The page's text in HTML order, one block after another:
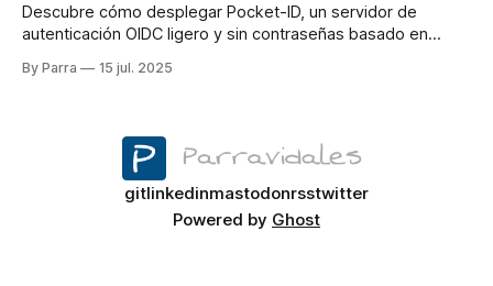
Descubre cómo desplegar Pocket-ID, un servidor de
autenticación OIDC ligero y sin contraseñas basado en
autoalojados. Olvídate de las contraseñas para siempre con
By Parra 15 jul. 2025
gitlinkedinmastodonrsstwitter
Powered by Ghost